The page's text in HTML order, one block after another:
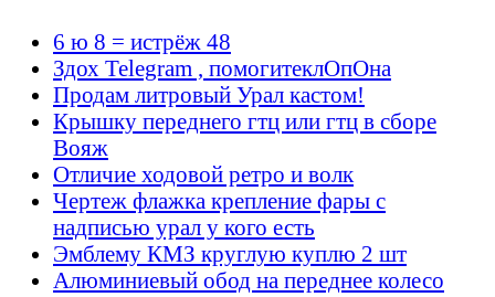
6 ю 8 = истрёж 48
Здох Telegram , помогитеклОпОна
Продам литровый Урал кастом!
Крышку переднего гтц или гтц в сборе
Вояж
Отличие ходовой ретро и волк
Чертеж флажка крепление фары с
надписью урал у кого есть
Эмблему КМЗ круглую куплю 2 шт
Алюминиевый обод на переднее колесо